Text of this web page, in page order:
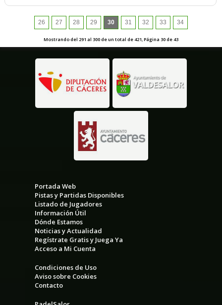
26 27 28 29 30 31 32 33 34
Mostrando del 291 al 300 de un total de 421, Página 30 de 43
Portada Web
Pistas y Partidas Disponibles
Listado de Jugadores
Información Útil
Dónde Estamos
Noticias y Actualidad
Regístrate Gratis y Juega Ya
Acceso a Mi Cuenta
Condiciones de Uso
Aviso sobre Cookies
Contacto